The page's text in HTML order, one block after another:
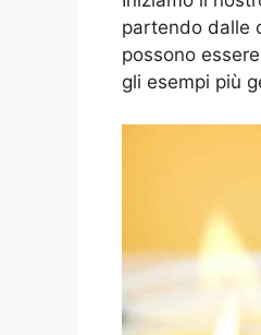
partendo dalle
possono
gli esempi più